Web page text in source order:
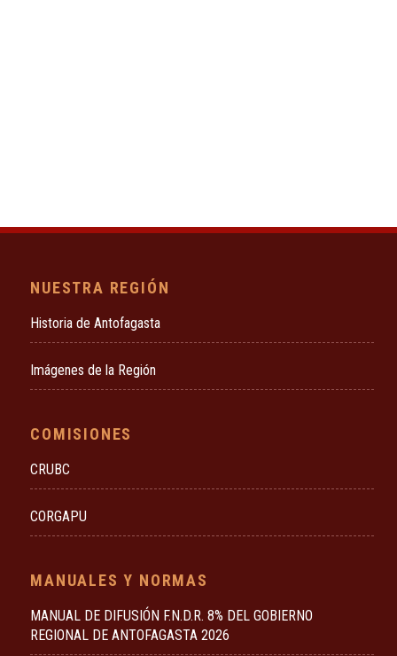
NUESTRA REGIÓN
Historia de Antofagasta
Imágenes de la Región
COMISIONES
CRUBC
CORGAPU
MANUALES Y NORMAS
MANUAL DE DIFUSIÓN F.N.D.R. 8% DEL GOBIERNO
REGIONAL DE ANTOFAGASTA 2026